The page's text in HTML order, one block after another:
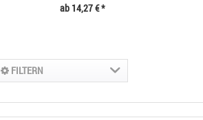
ab 14,27 € *
FILTERN